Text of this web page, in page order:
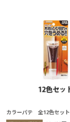
カラーパテ 全12色セット